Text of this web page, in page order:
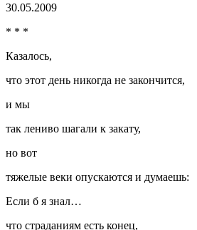
30.05.2009
* * *
Казалось,
что этот день никогда не закончится,
и мы
так лениво шагали к закату,
но вот
тяжелые веки опускаются и думаешь:
Если б я знал…
что страданиям есть конец,